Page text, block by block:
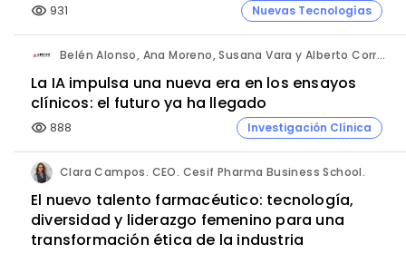
visibility 931 Nuevas Tecnologías
Belén Alonso, Ana Moreno, Susana Vara y Alberto Corral. Apices.
La IA impulsa una nueva era en los ensayos
clínicos: el futuro ya ha llegado
visibility 888 Investigación Clínica
Clara Campos. CEO. Cesif Pharma Business School.
El nuevo talento farmacéutico: tecnología,
diversidad y liderazgo femenino para una
transformación ética de la industria